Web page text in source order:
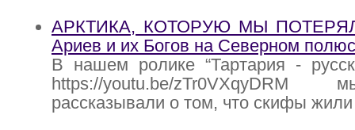
АРКТИКА, КОТОРУЮ МЫ
Ариев и их Богов на Северном
В нашем ролике “Тартария -
https://youtu.be/
рассказывали о том, что скифы